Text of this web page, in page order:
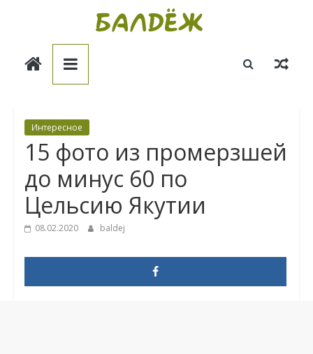
Балдёж
Интересное
15 фото из промерзшей
до минус 60 по
Цельсию Якутии
08.02.2020 baldej